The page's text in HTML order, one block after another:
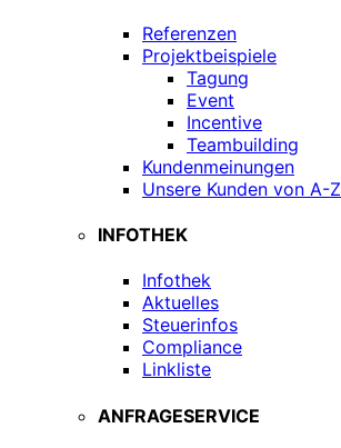
Referenzen
Projektbeispiele
Tagung
Event
Incentive
Teambuilding
Kundenmeinungen
Unsere Kunden von A-Z
INFOTHEK
Infothek
Aktuelles
Steuerinfos
Compliance
Linkliste
ANFRAGESERVICE